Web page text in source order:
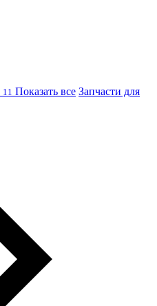
11 Показать все Запчасти для